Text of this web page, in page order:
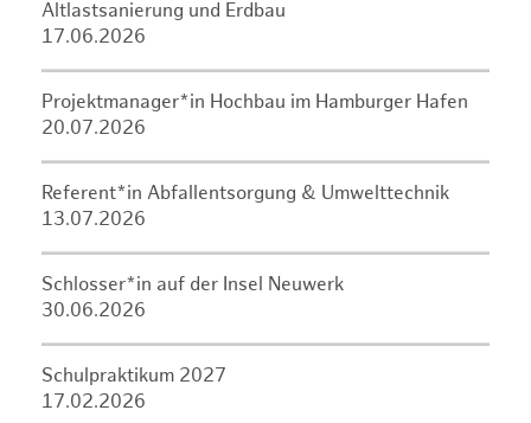
Altlastsanierung und Erdbau
17.06.2026
Projektmanager*in Hochbau im Hamburger Hafen
20.07.2026
Referent*in Abfallentsorgung & Umwelttechnik
13.07.2026
Schlosser*in auf der Insel Neuwerk
30.06.2026
Schulpraktikum 2027
17.02.2026